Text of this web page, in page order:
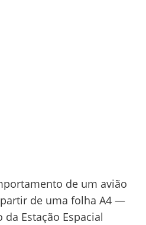
de um avião
de uma folha A4 —
Estação Espacial